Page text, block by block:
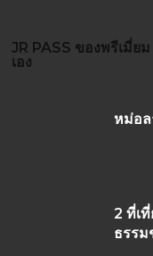
JR PASS ของพรีเมี่ยม
เอง
หม่อล
2 ที่เ
ธรรม